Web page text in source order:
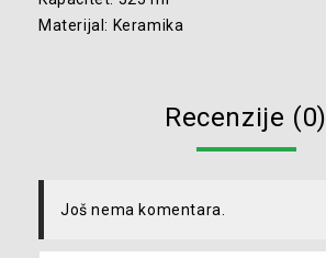
Materijal: Keramika
Recenzije (0)
Još nema komentara.